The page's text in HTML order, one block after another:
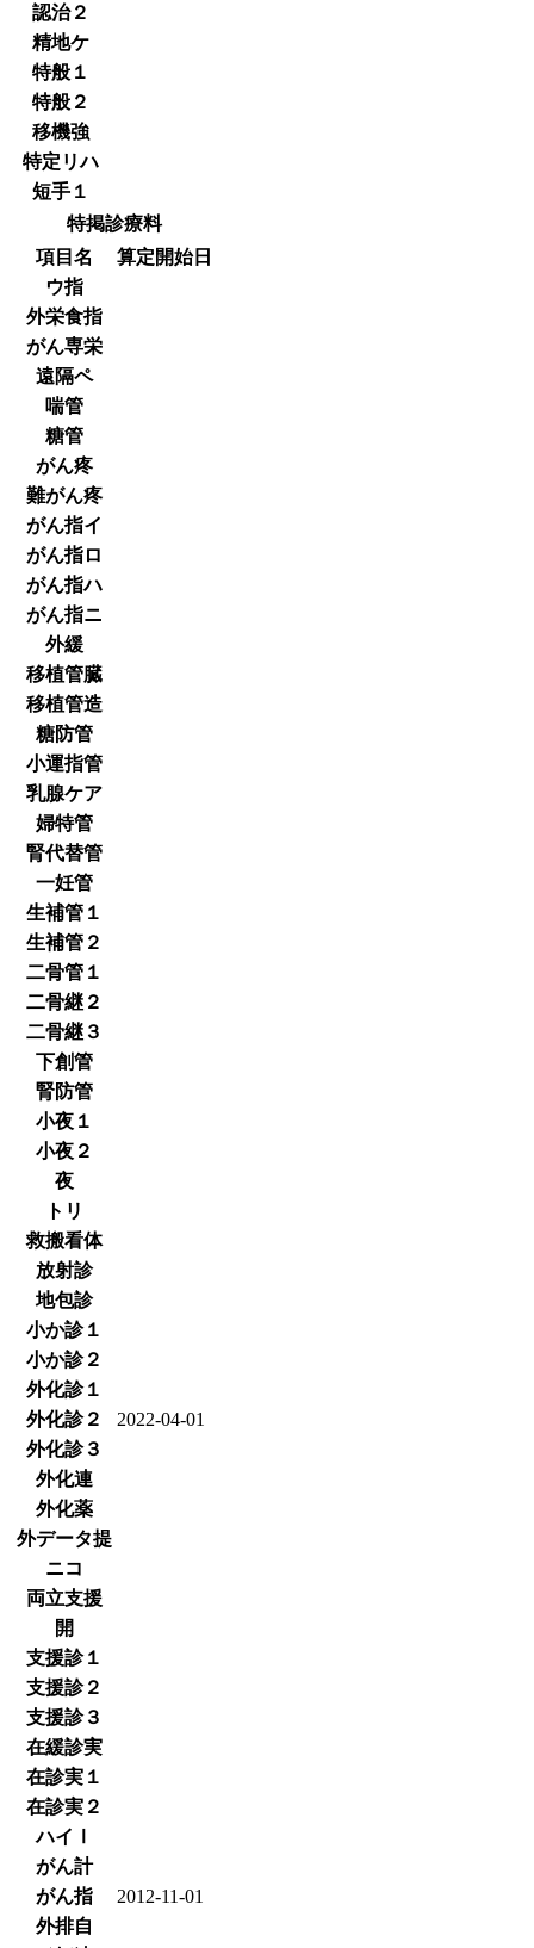
認治２
精地ケ
特般１
特般２
移機強
特定リハ
短手１
特掲診療料
項目名
算定開始日
ウ指
外栄食指
がん専栄
遠隔ペ
喘管
糖管
がん疼
難がん疼
がん指イ
がん指ロ
がん指ハ
がん指ニ
外緩
移植管臓
移植管造
糖防管
小運指管
乳腺ケア
婦特管
腎代替管
一妊管
生補管１
生補管２
二骨管１
二骨継２
二骨継３
下創管
腎防管
小夜１
小夜２
夜
トリ
救搬看体
放射診
地包診
小か診１
小か診２
外化診１
外化診２
2022-04-01
外化診３
外化連
外化薬
外データ提
ニコ
両立支援
開
支援診１
支援診２
支援診３
在緩診実
在診実１
在診実２
ハイⅠ
がん計
がん指
2012-11-01
外排自